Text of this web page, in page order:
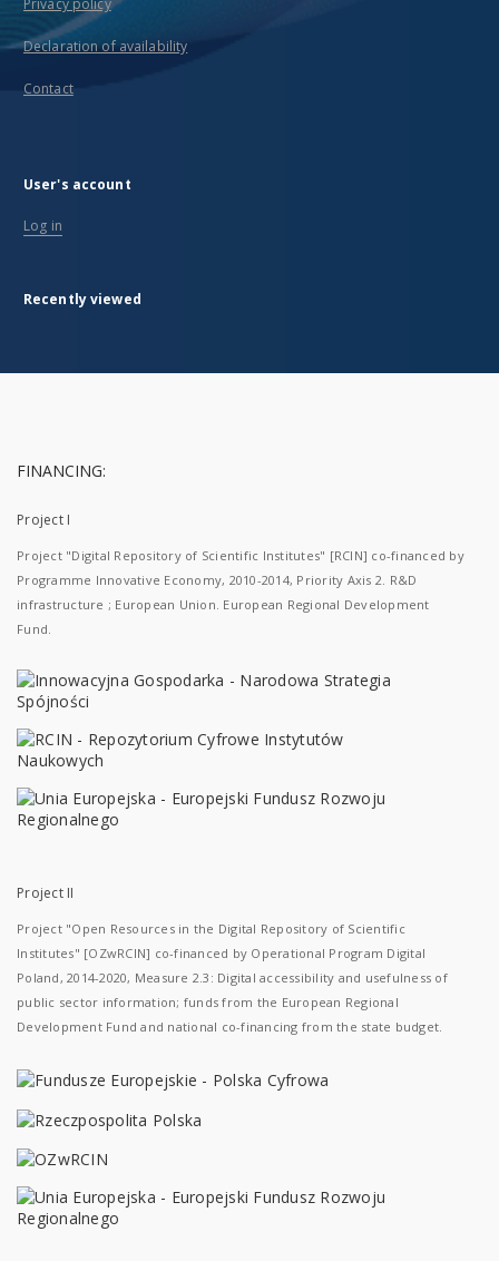
Privacy policy
Declaration of availability
Contact
User's account
Log in
Recently viewed
FINANCING:
Project I
Project "Digital Repository of Scientific Institutes" [RCIN] co-financed by
Programme Innovative Economy, 2010-2014, Priority Axis 2. R&D
infrastructure ; European Union. European Regional Development
Fund.
Project II
Project "Open Resources in the Digital Repository of Scientific
Institutes" [OZwRCIN] co-financed by Operational Program Digital
Poland, 2014-2020, Measure 2.3: Digital accessibility and usefulness of
public sector information; funds from the European Regional
Development Fund and national co-financing from the state budget.